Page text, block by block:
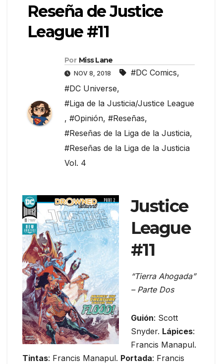
Reseña de Justice
League #11
Por Miss Lane
NOV 8, 2018 #DC Comics,
#DC Universe,
#Liga de la Justicia/Justice League
, #Opinión, #Reseñas,
#Reseñas de la Liga de la Justicia,
#Reseñas de la Liga de la Justicia
Vol. 4
Justice
League
#11
“Tierra Ahogada”
– Parte Dos
Guión: Scott
Snyder. Lápices:
Francis Manapul.
Tintas: Francis Manapul. Portada: Francis